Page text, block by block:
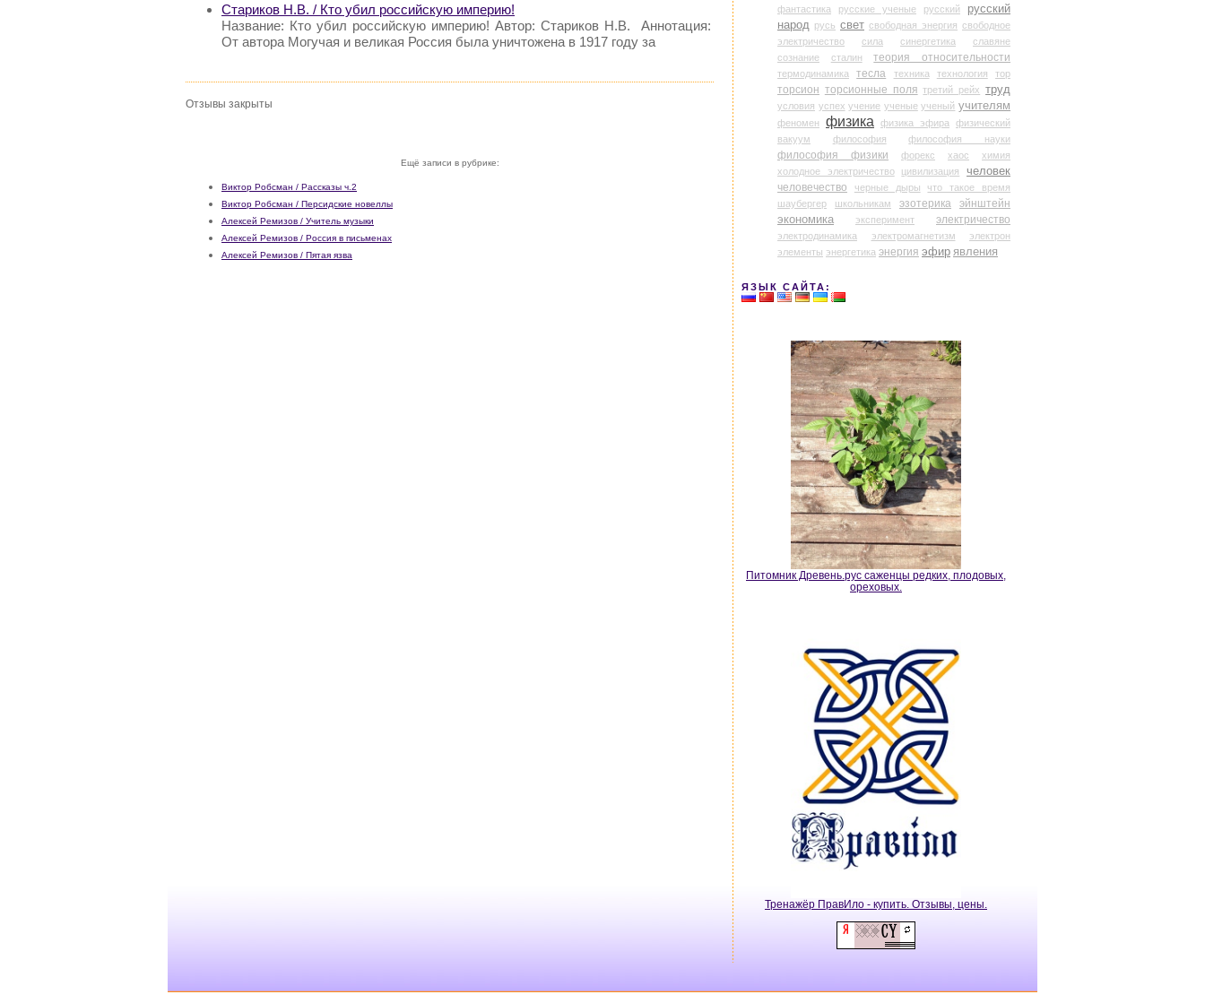
Стариков Н.В. / Кто убил российскую империю!
Название: Кто убил российскую империю! Автор: Стариков Н.В. Аннотация:
От автора Могучая и великая Россия была уничтожена в 1917 году за
Отзывы закрыты
Ещё записи в рубрике:
Виктор Робсман / Рассказы ч.2
Виктор Робсман / Персидские новеллы
Алексей Ремизов / Учитель музыки
Алексей Ремизов / Россия в письменах
Алексей Ремизов / Пятая язва
фантастика
русские ученые русский
русский
народ русь свет свободная энергия свободное
электричество
сила синергетика
славяне
сознание
сталин теория относительности
термодинамика тесла техника технология тор
торсион торсионные поля третий рейх труд
условия успех учение ученые ученый учителям
феномен физика физика эфира
физический
вакуум
философия философия науки
философия физики форекс хаос
химия
холодное электричество
цивилизация человек
человечество черные дыры
что такое время
шаубергер
школьникам эзотерика
эйнштейн
экономика
эксперимент электричество
электродинамика электромагнетизм
электрон
элементы энергетика энергия эфир явления
ЯЗЫК САЙТА:
Питомник Древень.рус саженцы редких, плодовых,
ореховых.
Тренажёр ПравИло - купить. Отзывы, цены.